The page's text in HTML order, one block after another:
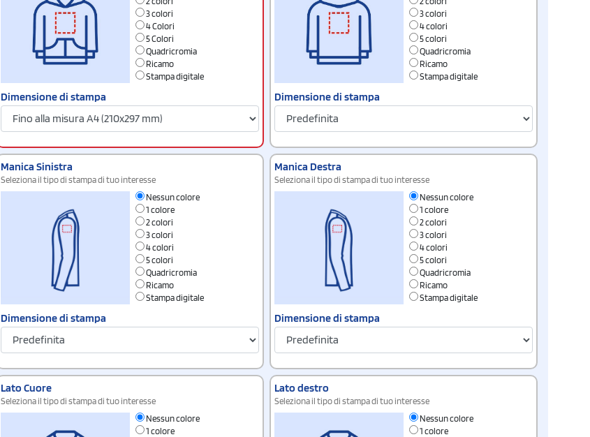
3 colori
4 Colori
5 Colori
Quadricromia
Ricamo
Stampa digitale
Dimensione di stampa
3 colori
4 colori
5 colori
Quadricromia
Ricamo
Stampa digitale
Dimensione di stampa
Manica Sinistra
Seleziona il tipo di stampa di tuo interesse
Nessun colore
1 colore
2 colori
3 colori
4 colori
5 colori
Quadricromia
Ricamo
Stampa digitale
Dimensione di stampa
Manica Destra
Seleziona il tipo di stampa di tuo interesse
Nessun colore
1 colore
2 colori
3 colori
4 colori
5 colori
Quadricromia
Ricamo
Stampa digitale
Dimensione di stampa
Lato Cuore
Seleziona il tipo di stampa di tuo interesse
Nessun colore
1 colore
Lato destro
Seleziona il tipo di stampa di tuo interesse
Nessun colore
1 colore